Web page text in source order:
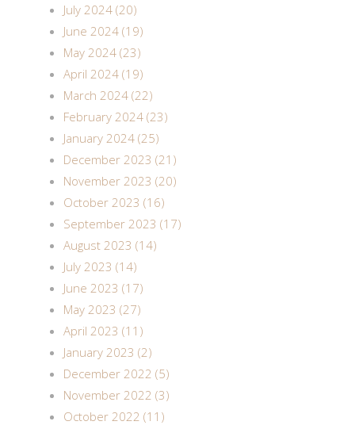
July 2024 (20)
June 2024 (19)
May 2024 (23)
April 2024 (19)
March 2024 (22)
February 2024 (23)
January 2024 (25)
December 2023 (21)
November 2023 (20)
October 2023 (16)
September 2023 (17)
August 2023 (14)
July 2023 (14)
June 2023 (17)
May 2023 (27)
April 2023 (11)
January 2023 (2)
December 2022 (5)
November 2022 (3)
October 2022 (11)